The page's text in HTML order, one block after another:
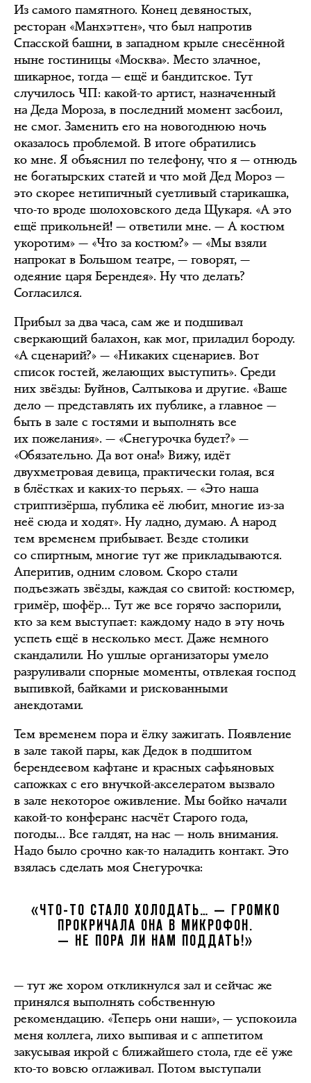
Из самого памятного. Конец девяностых,
ресторан «Манхэттен», что был напротив
Спасской башни, в западном крыле снесённой
ныне гостиницы «Москва». Место злачное,
шикарное, тогда — ещё и бандитское. Тут
случилось ЧП: какой-то артист, назначенный
на Деда Мороза, в последний момент засбоил,
не смог. Заменить его на новогоднюю ночь
оказалось проблемой. В итоге обратились
ко мне. Я объяснил по телефону, что я — отнюдь
не богатырских статей и что мой Дед Мороз —
это скорее нетипичный суетливый старикашка,
что-то вроде шолоховского деда Щукаря. «А это
ещё прикольней! — ответили мне. — А костюм
укоротим» — «Что за костюм?» — «Мы взяли
напрокат в Большом театре, — говорят, —
одеяние царя Берендея». Ну что делать?
Согласился.
Прибыл за два часа, сам же и подшивал
сверкающий балахон, как мог, приладил бороду.
«А сценарий?» — «Никаких сценариев. Вот
список гостей, желающих выступить». Среди
них звёзды: Буйнов, Салтыкова и другие. «Ваше
дело — представлять их публике, а главное —
быть в зале с гостями и выполнять все
их пожелания». — «Снегурочка будет?» —
«Обязательно. Да вот она!» Вижу, идёт
двухметровая девица, практически голая, вся
в блёстках и каких-то перьях. — «Это наша
стриптизёрша, публика её любит, многие из-за
неё сюда и ходят». Ну ладно, думаю. А народ
тем временем прибывает. Везде столики
со спиртным, многие тут же прикладываются.
Аперитив, одним словом. Скоро стали
подъезжать звёзды, каждая со свитой: костюмер,
гримёр, шофёр… Тут же все горячо заспорили,
кто за кем выступает: каждому надо в эту ночь
успеть ещё в несколько мест. Даже немного
скандалили. Но ушлые организаторы умело
разруливали спорные моменты, отвлекая господ
выпивкой, байками и рискованными
анекдотами.
Тем временем пора и ёлку зажигать. Появление
в зале такой пары, как Дедок в подшитом
берендеевом кафтане и красных сафьяновых
сапожках с его внучкой-акселератом вызвало
в зале некоторое оживление. Мы бойко начали
какой-то конферанс насчёт Старого года,
погоды… Все галдят, на нас — ноль внимания.
Надо было срочно как-то наладить контакт. Это
взялась сделать моя Снегурочка:
«ЧТО-ТО СТАЛО ХОЛОДАТЬ… — ГРОМКО
ПРОКРИЧАЛА ОНА В МИКРОФОН.
— НЕ ПОРА ЛИ НАМ ПОДДАТЬ!»
— тут же хором откликнулся зал и сейчас же
принялся выполнять собственную
рекомендацию. «Теперь они наши», — успокоила
меня коллега, лихо выпивая и с аппетитом
закусывая икрой с ближайшего стола, где её уже
кто-то вовсю оглаживал. Потом выступали